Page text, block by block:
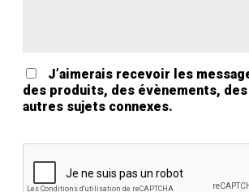
J’aimerais recevoir les
des produits, des évènements,
autres sujets connexes.